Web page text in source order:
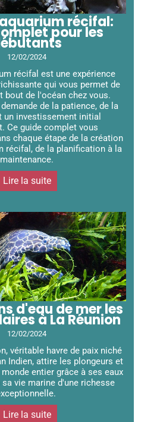
récifal:
pour les
12/02/2024
récifal est une expérience
qui vous permet de
bout de l'océan chez vous.
de la patience, de la
un investissement initial
Ce guide complet vous
chaque étape de la création
récifal, de la planification à la
maintenance.
Lire la suite
d'eau de mer les
à La Réunion
12/02/2024
véritable havre de paix niché
Indien, attire les plongeurs et
entier grâce à ses eaux
vie marine d'une richesse
Lire la suite